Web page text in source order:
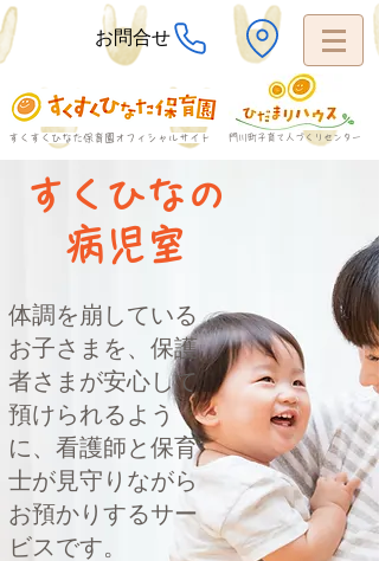
お問合せ
すくすくひなた保育園オフィシャルサイト ​門川町子育て人づくりセンター
すくひなの
病児室
体調を崩している
お子さまを、保護
者さまが安心して
預けられるよう
に、看護師と保育
士が見守りながら
お預かりするサー
ビスです。